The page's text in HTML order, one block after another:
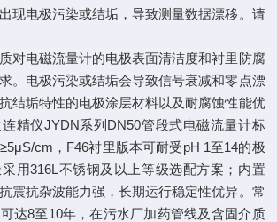
现电极污染或结垢，导致测量数据漂移。请
对电磁流量计的电极表面清洁度和衬里防腐
。电极污染或结垢会导致信号衰减和零点漂
结垢特性的电极涂层材料以及耐腐蚀性能优
精仪JYDN系列DN50管段式电磁流量计标
cm，F46衬里版本可耐受pH 1至14的极
用316L不锈钢及以上等级选配方案；内置
震抗杂波能力强，长期运行稳定性优异。常
达8至10年，在污水厂加药管线及含固介质